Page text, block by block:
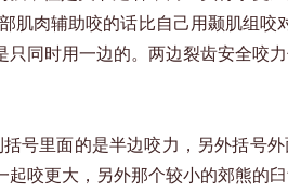
肌肉辅助咬的话比自己用颞肌组咬
同时用一边的。两边裂齿安全咬
号里面的是半边咬力，另外括号
咬更大，另外那个较小的郊熊的